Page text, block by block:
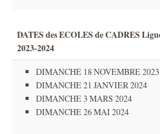
DATES des ECOLES de CADRES
2023-2024
DIMANCHE 18 NOVEMBRE 2023
DIMANCHE 21 JANVIER 2024
DIMANCHE 3 MARS 2024
DIMANCHE 26 MAI 2024